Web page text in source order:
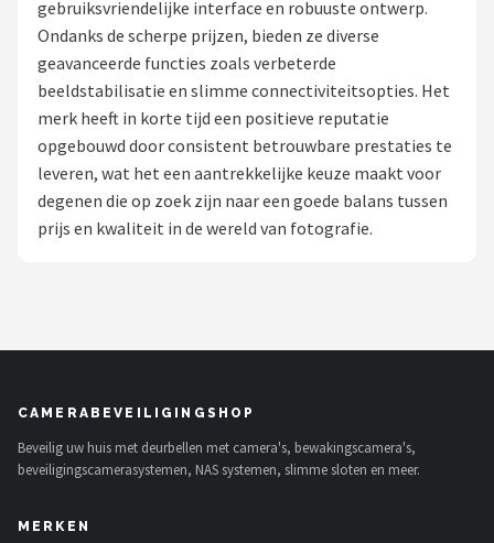
NAS
Shop
Eufy
Home-Locking
TP-Link
gebruiksvriendelijke interface en robuuste ontwerp.
Ondanks de scherpe prijzen, bieden ze diverse
geavanceerde functies zoals verbeterde
beeldstabilisatie en slimme connectiviteitsopties. Het
merk heeft in korte tijd een positieve reputatie
opgebouwd door consistent betrouwbare prestaties te
leveren, wat het een aantrekkelijke keuze maakt voor
degenen die op zoek zijn naar een goede balans tussen
prijs en kwaliteit in de wereld van fotografie.
CAMERABEVEILIGINGSHOP
Beveilig uw huis met deurbellen met camera's, bewakingscamera's,
beveiligingscamerasystemen, NAS systemen, slimme sloten en meer.
MERKEN